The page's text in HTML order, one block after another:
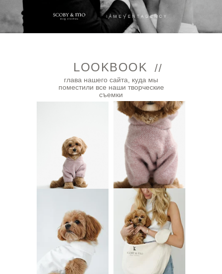
LOOKBOOK //
глава нашего сайта, куда мы
поместили все наши творческие
съемки